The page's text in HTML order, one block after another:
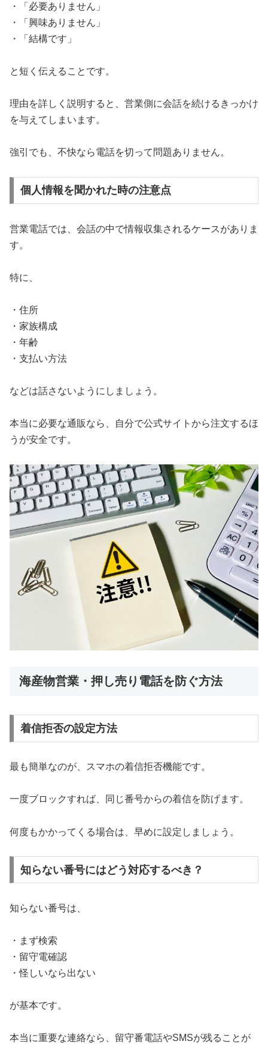
・「必要ありません」
・「興味ありません」
・「結構です」
と短く伝えることです。
理由を詳しく説明すると、営業側に会話を続けるきっかけ
を与えてしまいます。
強引でも、不快なら電話を切って問題ありません。
個人情報を聞かれた時の注意点
営業電話では、会話の中で情報収集されるケースがありま
す。
特に、
・住所
・家族構成
・年齢
・支払い方法
などは話さないようにしましょう。
本当に必要な通販なら、自分で公式サイトから注文するほ
うが安全です。
海産物営業・押し売り電話を防ぐ方法
着信拒否の設定方法
最も簡単なのが、スマホの着信拒否機能です。
一度ブロックすれば、同じ番号からの着信を防げます。
何度もかかってくる場合は、早めに設定しましょう。
知らない番号にはどう対応するべき？
知らない番号は、
・まず検索
・留守電確認
・怪しいなら出ない
が基本です。
本当に重要な連絡なら、留守番電話やSMSが残ることが